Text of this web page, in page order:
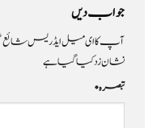
جواب دیں
آپ کا ای میل ایڈریس شائع
نشان زد کیا گیا ہے
تبصرہ*